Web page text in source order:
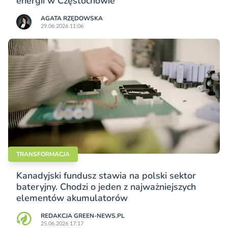
AGATA RZĘDOWSKA
29.06.2026 11:06
TRANSFORMACJA
Kanadyjski fundusz stawia na polski sektor
bateryjny. Chodzi o jeden z najważniejszych
elementów akumulatorów
REDAKCJA GREEN-NEWS.PL
25.06.2026 17:17